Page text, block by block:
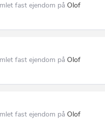
fast ejendom på Olof
fast ejendom på Olof
fast ejendom på Olof